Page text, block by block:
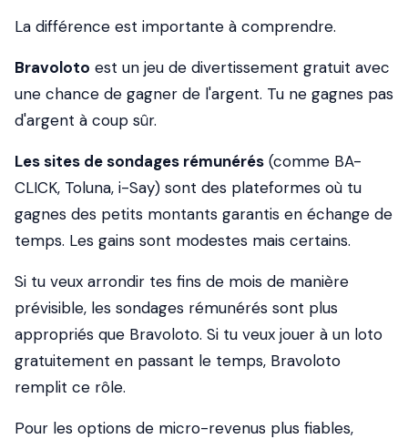
La différence est importante à comprendre.
Bravoloto est un jeu de divertissement gratuit avec
une chance de gagner de l'argent. Tu ne gagnes pas
d'argent à coup sûr.
Les sites de sondages rémunérés (comme BA-
CLICK, Toluna, i-Say) sont des plateformes où tu
gagnes des petits montants garantis en échange de
temps. Les gains sont modestes mais certains.
Si tu veux arrondir tes fins de mois de manière
prévisible, les sondages rémunérés sont plus
appropriés que Bravoloto. Si tu veux jouer à un loto
gratuitement en passant le temps, Bravoloto
remplit ce rôle.
Pour les options de micro-revenus plus fiables,